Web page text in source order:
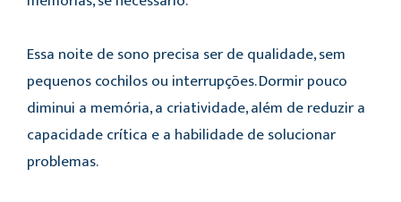
Essa noite de sono precisa ser de qualidade, sem
pequenos cochilos ou interrupções. Dormir pouco
diminui a memória, a criatividade, além de reduzir a
capacidade crítica e a habilidade de solucionar
problemas.